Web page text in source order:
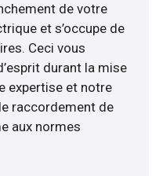
de votre
et s’occupe de
Ceci vous
durant la mise
expertise et notre
raccordement de
aux normes